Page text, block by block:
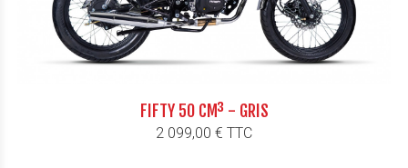
FIFTY 50 CM³ - GRIS
Prix
2 099,00 € TTC